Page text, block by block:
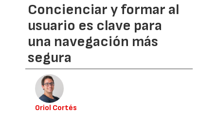
Concienciar y formar al
usuario es clave para
una navegación más
segura
Oriol Cortés